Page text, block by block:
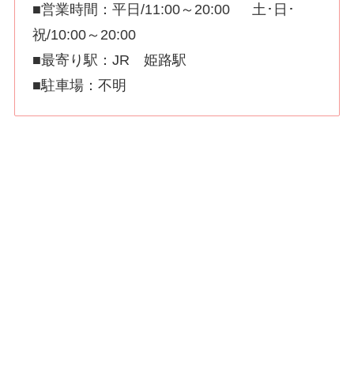
■営業時間：平日/11:00～20:00 土･日･
祝/10:00～20:00
■最寄り駅：JR 姫路駅
■駐車場：不明